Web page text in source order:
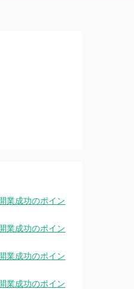
成功のポイン
成功のポイン
成功のポイン
成功のポイン